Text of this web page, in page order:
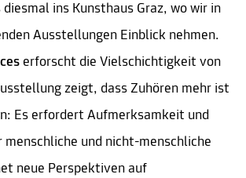
ins Kunsthaus Graz, wo wir in
Ausstellungen Einblick nehmen.
erforscht die Vielschichtigkeit von
zeigt, dass Zuhören mehr ist
Es erfordert Aufmerksamkeit und
menschliche und nicht-menschliche
neue Perspektiven auf